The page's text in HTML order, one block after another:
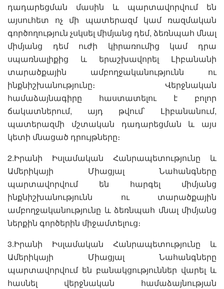
դադարեցման մասին և պարտավորվում են
այսուհետ ոչ մի պատերազմ կամ ռազմական
գործողություն չսկսել միմյանց դեմ, ձեռնպահ մնալ
միմյանց դեմ ուժի կիրառումից կամ դրա
սպառնալիքից և երաշխավորել Լիբանանի
տարածքային ամբողջականությունն ու
ինքնիշխանությունը։ Վերջնական
համաձայնագիրը հաստատելու է բոլոր
ճակատներում, այդ թվում՝ Լիբանանում,
պատերազմի մշտական դադարեցման և այս
կետի մնացած դրույթները։
2.Իրանի Իսլամական Հանրապետությունը և
Ամերիկայի Միացյալ Նահանգները
պարտավորվում են հարգել միմյանց
ինքնիշխանությունն ու տարածքային
ամբողջականությունը և ձեռնպահ մնալ միմյանց
ներքին գործերին միջամտելուց։
3.Իրանի Իսլամական Հանրապետությունը և
Ամերիկայի Միացյալ Նահանգները
պարտավորվում են բանակցություններ վարել և
հասնել վերջնական համաձայնության